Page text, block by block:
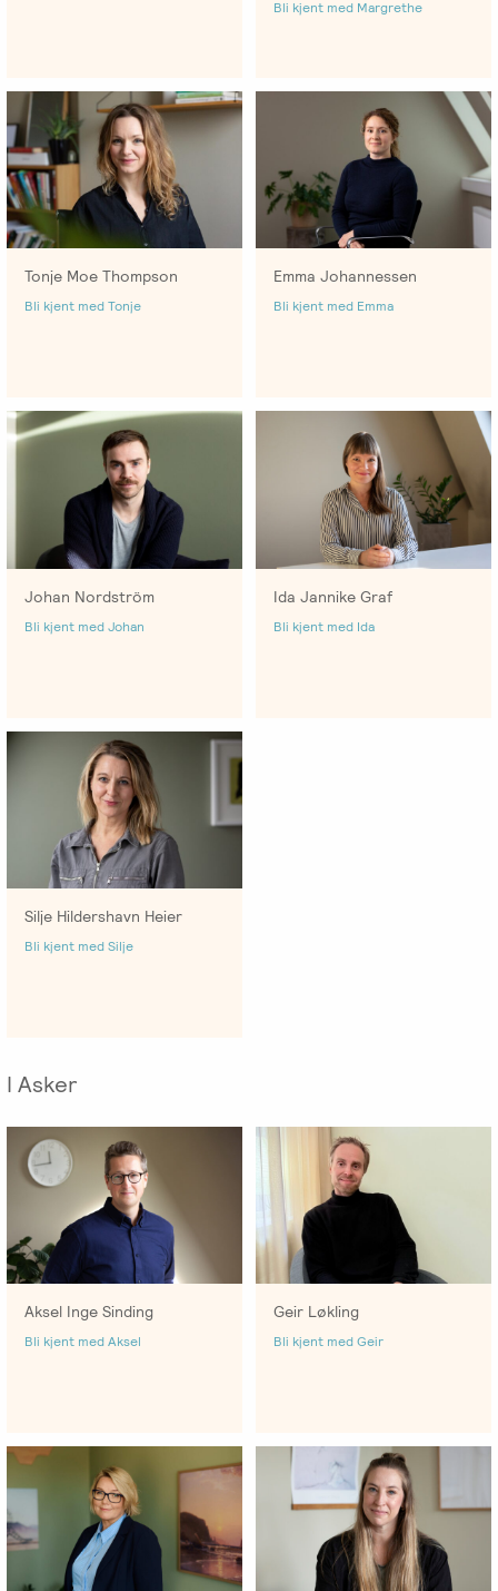
Bli kjent med Margrethe
Tonje Moe Thompson
Bli kjent med Tonje
Emma Johannessen
Bli kjent med Emma
Johan Nordström
Bli kjent med Johan
Ida Jannike Graf
Bli kjent med Ida
Silje Hildershavn Heier
Bli kjent med Silje
I Asker
Aksel Inge Sinding
Bli kjent med Aksel
Geir Løkling
Bli kjent med Geir